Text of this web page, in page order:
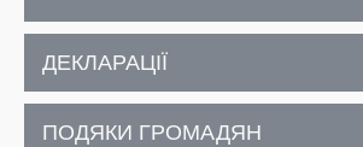
ДЕКЛАРАЦІЇ
ПОДЯКИ ГРОМАДЯН